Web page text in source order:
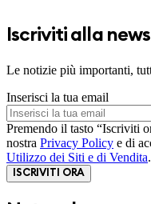
Iscriviti alla
Le notizie più importanti,
Inserisci la tua email
Premendo il tasto “Iscriviti
nostra Privacy Policy e di
Utilizzo dei Siti e di Vendita.
ISCRIVITI ORA